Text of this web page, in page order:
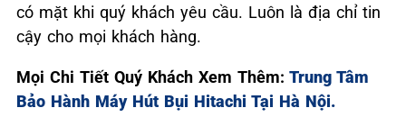
có mặt khi quý khách yêu cầu. Luôn là địa chỉ tin
cậy cho mọi khách hàng.
Mọi Chi Tiết Quý Khách Xem Thêm: Trung Tâm
Bảo Hành Máy Hút Bụi Hitachi Tại Hà Nội.